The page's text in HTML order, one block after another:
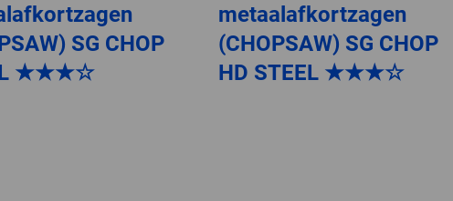
SG CHOP
★★★☆
metaalafkortzagen
(CHOPSAW) SG CHOP
HD STEEL ★★★☆